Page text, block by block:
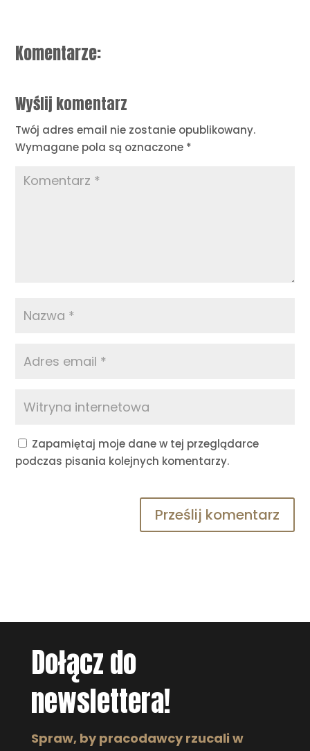
Komentarze:
Wyślij komentarz
Twój adres email nie zostanie opublikowany.
Wymagane pola są oznaczone *
Zapamiętaj moje dane w tej przeglądarce
podczas pisania kolejnych komentarzy.
Prześlij komentarz
Dołącz do
newslettera!
Spraw, by pracodawcy rzucali w